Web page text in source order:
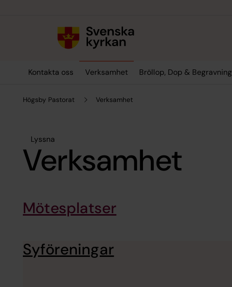
Kontakta oss Verksamhet Bröllop, Dop & Begravning
Högsby Pastorat Verksamhet
Lyssna
Verksamhet
Mötesplatser
Syföreningar